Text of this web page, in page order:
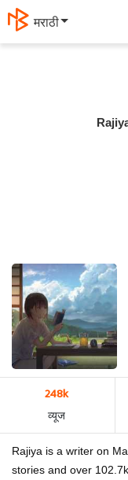
मराठी
248k
व्यूज
Rajiya is a writer on
stories and over